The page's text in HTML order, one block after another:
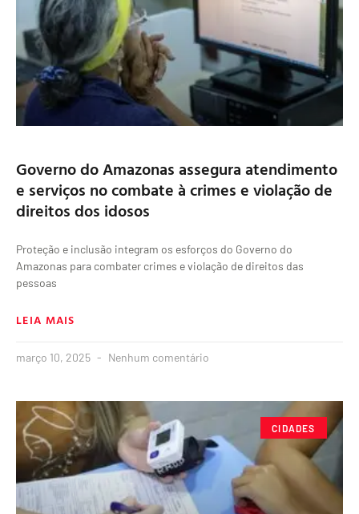
Governo do Amazonas assegura atendimento
e serviços no combate à crimes e violação de
direitos dos idosos
Proteção e inclusão integram os esforços do Governo do
Amazonas para combater crimes e violação de direitos das
pessoas
LEIA MAIS
março 10, 2025 Nenhum comentário
CIDADES